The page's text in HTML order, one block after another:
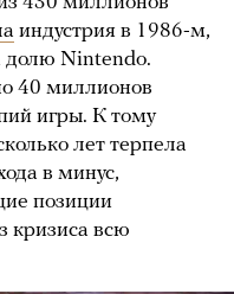
индустрия в 1986-м,
долю Nintendo.
40 миллионов
игры. К тому
лет терпела
в минус,
позиции
кризиса всю